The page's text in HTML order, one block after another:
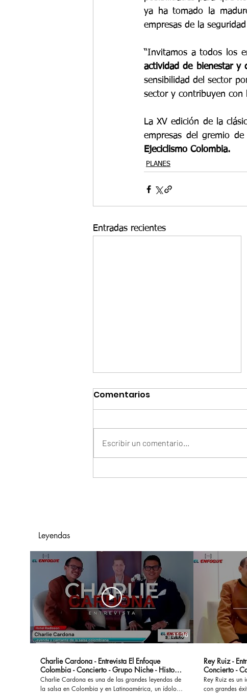
ya ha tomado la
empresas de la
“Invitamos a todos los
actividad de bienestar y
sensibilidad del sector
sector y contribuyen con
La XV edición de la
empresas del gremio
Ejeciclismo Colombia.
PLANES
Entradas recientes
Smart: aprender un
Comentarios
Escribir un comentario...
Leyendas
11:36
Charlie Cardona - Entrevista El Enfoque
Colombia - Concierto - Grupo Niche - Historia
- Canciones
Charlie Cardona es una de las grandes leyendas de
la salsa en Colombia y en Latinoamérica, un ídolo
Rey Ruiz -
Concierto -
Rey Ruiz es
con grandes